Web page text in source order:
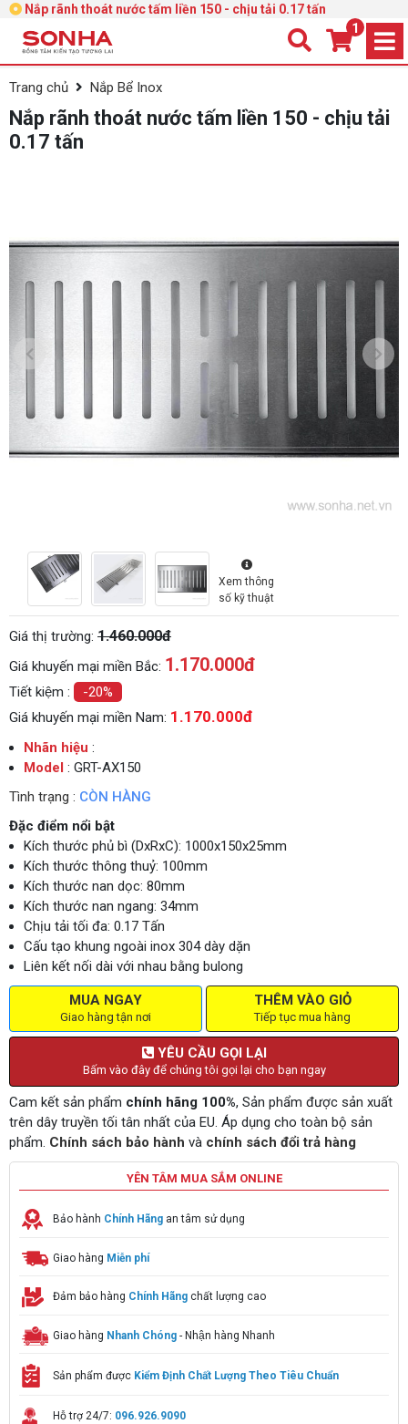
Nắp rãnh thoát nước tấm liền 150 - chịu tải 0.17 tấn
1
Trang chủ Nắp Bể Inox
Nắp rãnh thoát nước tấm liền 150 - chịu tải
0.17 tấn
Xem thông
số kỹ thuật
Giá thị trường: 1.460.000đ
Giá khuyến mại miền Bắc: 1.170.000đ
Tiết kiệm :
-20%
Giá khuyến mại miền Nam: 1.170.000đ
Nhãn hiệu :
Model : GRT-AX150
Tình trạng : CÒN HÀNG
Đặc điểm nổi bật
Kích thước phủ bì (DxRxC): 1000x150x25mm
Kích thước thông thuỷ: 100mm
Kích thước nan dọc: 80mm
Kích thước nan ngang: 34mm
Chịu tải tối đa: 0.17 Tấn
Cấu tạo khung ngoài inox 304 dày dặn
Liên kết nối dài với nhau bằng bulong
MUA NGAY
Giao hàng tận nơi
THÊM VÀO GIỎ
Tiếp tục mua hàng
YÊU CẦU GỌI LẠI
Bấm vào đây để chúng tôi gọi lại cho bạn ngay
Cam kết sản phẩm chính hãng 100%, Sản phẩm được sản xuất
trên dây truyền tối tân nhất của EU. Áp dụng cho toàn bộ sản
phẩm. Chính sách bảo hành và chính sách đổi trả hàng
YÊN TÂM MUA SẮM ONLINE
Bảo hành Chính Hãng an tâm sử dụng
Giao hàng Miễn phí
Đảm bảo hàng Chính Hãng chất lượng cao
Giao hàng Nhanh Chóng - Nhận hàng Nhanh
Sản phẩm được Kiểm Định Chất Lượng Theo Tiêu Chuẩn
Hỗ trợ 24/7: 096.926.9090